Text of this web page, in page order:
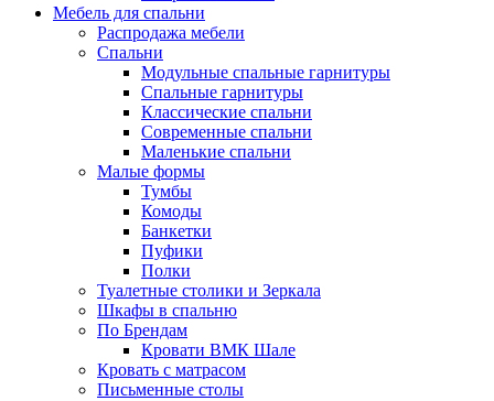
Мебель для спальни
Распродажа мебели
Спальни
Модульные спальные гарнитуры
Спальные гарнитуры
Классические спальни
Современные спальни
Маленькие спальни
Малые формы
Тумбы
Комоды
Банкетки
Пуфики
Полки
Туалетные столики и Зеркала
Шкафы в спальню
По Брендам
Кровати ВМК Шале
Кровать с матрасом
Письменные столы